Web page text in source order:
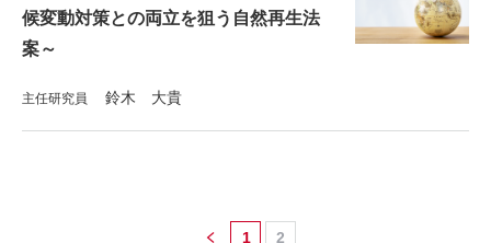
候変動対策との両立を狙う自然再生法
案～
主任研究員 鈴木 大貴
1 2